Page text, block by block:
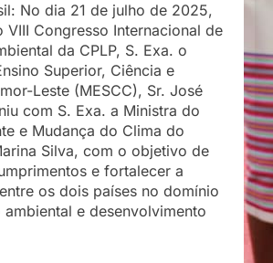
No dia 21 de julho de 2025,
VIII Congresso Internacional de
da CPLP, S. Exa. o
Superior, Ciência e
Leste (MESCC), Sr. José
com S. Exa. a Ministra do
e Mudança do Clima do
Silva, com o objetivo de
e fortalecer a
os dois países no domínio
e desenvolvimento